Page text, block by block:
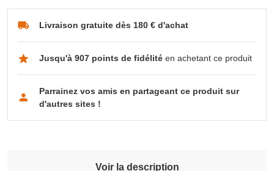
Livraison gratuite dès 180 € d'achat
Jusqu'à 907 points de fidélitéen achetant ce produit
Parrainez vos amis en partageant ce produit sur
d'autres sites !
Voir la description